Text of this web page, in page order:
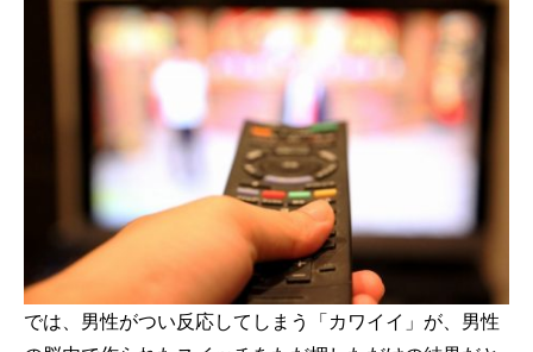
では、男性がつい反応してしまう「カワイイ」が、男性